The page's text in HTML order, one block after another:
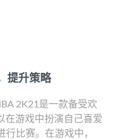
提升策略
2K21是一款备受欢
在游戏中扮演自己喜爱
比赛。在游戏中，